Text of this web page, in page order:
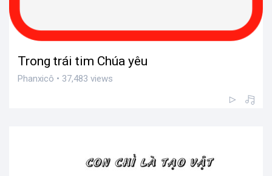
Trong trái tim Chúa yêu
Phanxicô • 37,483 views